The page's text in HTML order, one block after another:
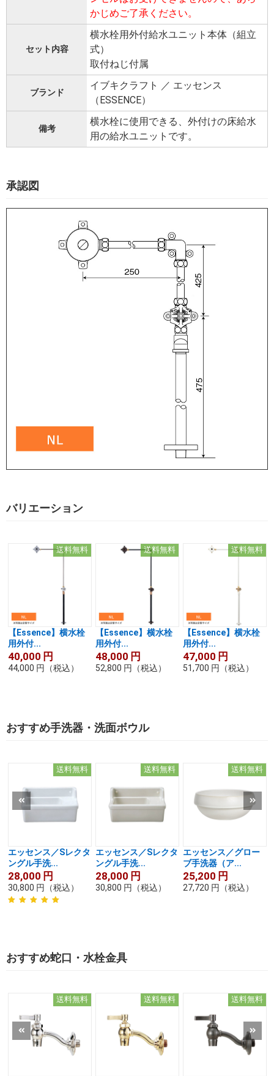
かじめご了承ください。
セット内容
横水栓用外付給水ユニット本体（組立
式）
取付ねじ付属
ブランド
イブキクラフト ／ エッセンス
（ESSENCE）
備考
横水栓に使用できる、外付けの床給水
用の給水ユニットです。
承認図
バリエーション
送料無料
【Essence】横水栓
用外付...
40,000 円
44,000 円 （税込）
送料無料
【Essence】横水栓
用外付...
48,000 円
52,800 円 （税込）
送料無料
【Essence】横水栓
用外付...
47,000 円
51,700 円 （税込）
おすすめ手洗器・洗面ボウル
送料無料
エッセンス／Sレクタ
ングル手洗...
28,000 円
30,800 円 （税込）
送料無料
エッセンス／Sレクタ
ングル手洗...
28,000 円
30,800 円 （税込）
送料無料
エッセンス／グロー
ブ手洗器（ア...
25,200 円
27,720 円 （税込）
おすすめ蛇口・水栓金具
送料無料 送料無料 送料無料